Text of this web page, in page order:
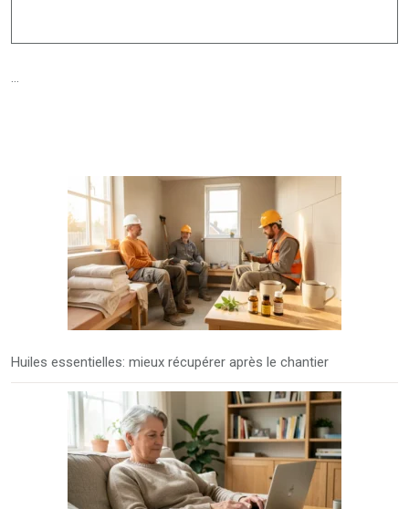
…
Huiles essentielles: mieux récupérer après le chantier